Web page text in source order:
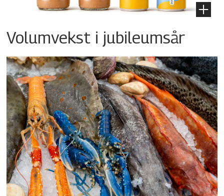
Volumvekst i jubileumsår